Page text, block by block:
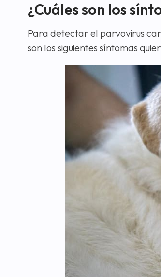
¿Cuáles son los
Para detectar el parvovirus
son los siguientes síntomas